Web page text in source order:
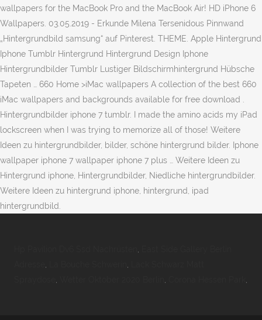
wallpapers for the MacBook Pro and the MacBook Air! HD iPhone 6
Wallpapers. 03.05.2019 - Erkunde Milena Tersenidous Pinnwand
„Hintergrundbild samsung“ auf Pinterest. THEME. Apple Hintergrund
Iphone Tumblr Hintergrund Hintergrund Design Iphone
Hintergrundbilder Tumblr Lustiger Bildschirmhintergrund Hübsche
Tapeten … 660 Home >iMac wallpapers A collection of the best 660
iMac wallpapers and backgrounds available for free download .
Hintergrundbilder iphone 7 tumblr. I made the amino acids my iPad
lockscreen when I was trying to memorize all of those! Weitere
Ideen zu hintergrundbilder, bilder, schöne hintergrund bilder. Iphone
wallpaper iphone 7 wallpaper iphone 7 plus … Weitere Ideen zu
Hintergrund iphone, Hintergrundbilder, Niedliche hintergrundbilder.
Weitere Ideen zu hintergrund iphone, hintergrund, ipad
hintergrundbild.